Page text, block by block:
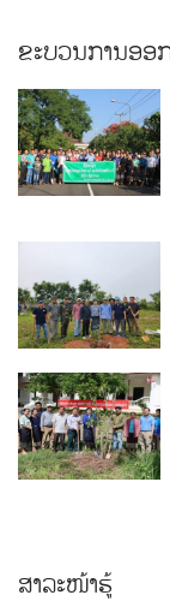
ຂະບວນການອອ
ສາລະໜ້າຮູ້